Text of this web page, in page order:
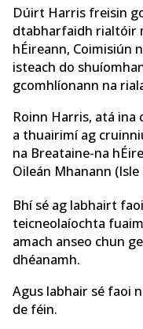
Dúirt Harris freisin
dtabharfaidh rialtóir
hÉireann, Coimisiún
isteach do
gcomhlíonann na
Roinn Harris, atá ina
a thuairimí ag
na Breataine-na
Oileán Mhanann
Bhí sé ag labhairt
teicneolaíochta
amach anseo chun
dhéanamh.
Agus labhair sé faoi
de féin.